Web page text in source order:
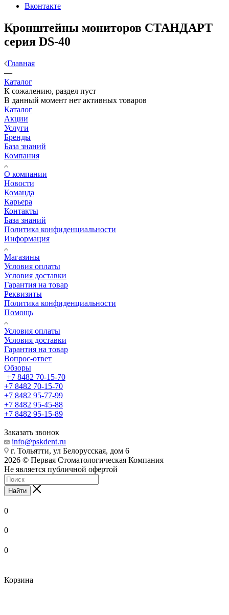
Вконтакте
Кронштейны мониторов СТАНДАРТ
серия DS-40
Главная
—
Каталог
К сожалению, раздел пуст
В данный момент нет активных товаров
Каталог
Акции
Услуги
Бренды
База знаний
Компания
О компании
Новости
Команда
Карьера
Контакты
База знаний
Политика конфиденциальности
Информация
Магазины
Условия оплаты
Условия доставки
Гарантия на товар
Реквизиты
Политика конфиденциальности
Помощь
Условия оплаты
Условия доставки
Гарантия на товар
Вопрос-ответ
Обзоры
+7 8482 70-15-70
+7 8482 70-15-70
+7 8482 95-77-99
+7 8482 95-45-88
+7 8482 95-15-89
Заказать звонок
info@pskdent.ru
г. Тольятти, ул Белорусская, дом 6
2026 © Первая Стоматологическая Компания
Не является публичной офертой
Найти
0
0
0
Корзина